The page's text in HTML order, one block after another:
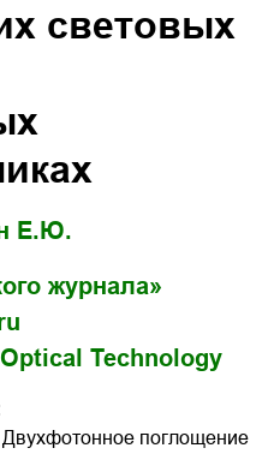
световых
Е.Ю.
журнала»
Technology
поглощение